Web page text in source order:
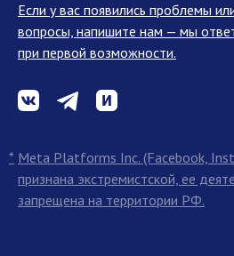
Meta Platforms Inc. (Facebook,
признана экстремистской, ее
запрещена на территории РФ.
*
Если у вас появились проблемы
вопросы, напишите нам — мы
при первой возможности.